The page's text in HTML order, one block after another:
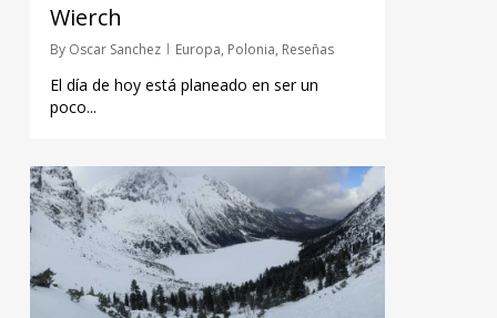
Wierch
By Oscar Sanchez Europa, Polonia, Reseñas
El día de hoy está planeado en ser un
poco...